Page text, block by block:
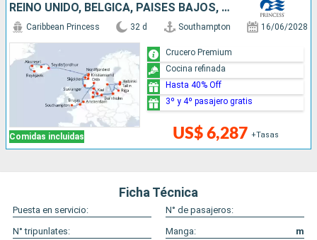
REINO UNIDO, BÉLGICA, PAISES BAJOS, DINAMARCA, ALEMANIA, LETONIA, FINLANDIA, ESTONIA, SUECIA, LITUANIA, NORUEGA, ISLANDIA
Comidas incluidas
Caribbean Princess 32 d Southampton 16/06/2028
US$ 6,287 +Tasas
Crucero Premium
Cocina refinada
Hasta 40% Off
3º y 4º pasajero gratis
Ficha Técnica
Puesta en servicio:
N° de pasajeros:
N° tripunlates:
Manga:
m